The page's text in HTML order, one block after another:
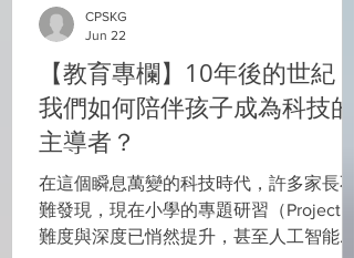
動接收者 ？ AI時代下「不被淘汰」能力
已經能夠秒速提供所有答案的時代，未來
真正的精英，考驗的不再是「誰的記性
好、背誦的字最多」，而是要像科學家一
樣懂得精準提問（Prompting），並運用
判性思考（Critical Thinking） 去評估 AI
給予的答案是
【教育專欄】10年後的世紀：
我們如何陪伴孩子成為科技的
主導者？
在這個瞬息萬變的科技時代，許多家長不
難發現，現在小學的專題研習（Project）
難度與深度已悄然提升，甚至人工智能
CPSKG
Jun 22